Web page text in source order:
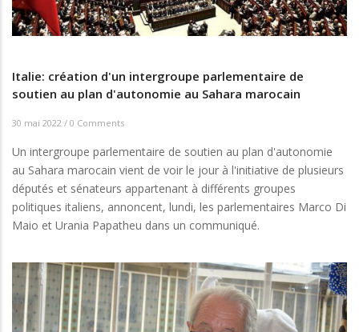
Italie: création d'un intergroupe parlementaire de
soutien au plan d'autonomie au Sahara marocain
30 mai 2022 / 0 Comments
Un intergroupe parlementaire de soutien au plan d'autonomie
au Sahara marocain vient de voir le jour à l'initiative de plusieurs
députés et sénateurs appartenant à différents groupes
politiques italiens, annoncent, lundi, les parlementaires Marco Di
Maio et Urania Papatheu dans un communiqué.